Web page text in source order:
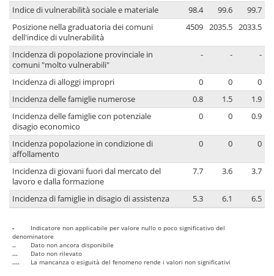
Indice di vulnerabilità sociale e materiale 98.4 99.6
99.7
Posizione nella graduatoria dei comuni
dell'indice di vulnerabilità
4509 2035.5 2033.5
Incidenza di popolazione provinciale in
comuni "molto vulnerabili"
- - -
Incidenza di alloggi impropri 0 0
0
Incidenza delle famiglie numerose
0.8 1.5
1.9
Incidenza delle famiglie con potenziale
disagio economico
0 0 0.9
Incidenza popolazione in condizione di
affollamento
0 0 0
Incidenza di giovani fuori dal mercato del
lavoro e dalla formazione
7.7 3.6 3.7
Incidenza di famiglie in disagio di assistenza 5.3 6.1 6.5
-
Indicatore non applicabile per valore nullo o poco significativo del
denominatore
..
Dato non ancora disponibile
...
Dato non rilevato
....
La mancanza o esiguità del fenomeno rende i valori non significativi